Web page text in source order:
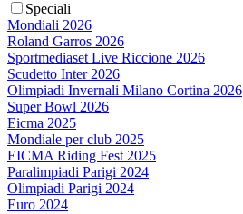
Speciali
Mondiali 2026
Roland Garros 2026
Sportmediaset Live Riccione 2026
Scudetto Inter 2026
Olimpiadi Invernali Milano Cortina 2026
Super Bowl 2026
Eicma 2025
Mondiale per club 2025
EICMA Riding Fest 2025
Paralimpiadi Parigi 2024
Olimpiadi Parigi 2024
Euro 2024